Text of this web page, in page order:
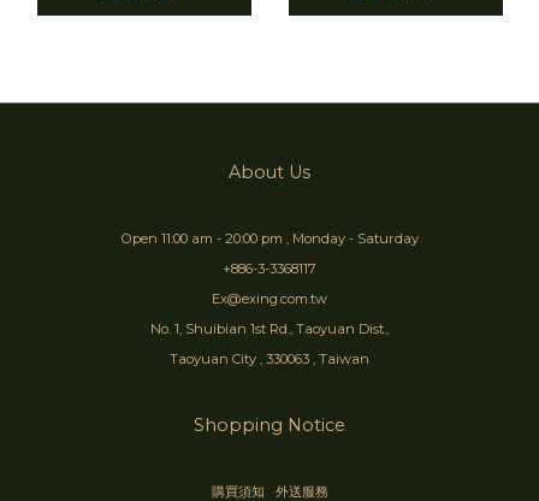
About Us
Open 11:00 am - 20:00 pm , Monday - Saturday
+886-3-3368117
Ex@exing.com.tw
No. 1, Shuibian 1st Rd., Taoyuan Dist.,
Taoyuan City , 330063 , Taiwan
Shopping Notice
購買須知
外送服務